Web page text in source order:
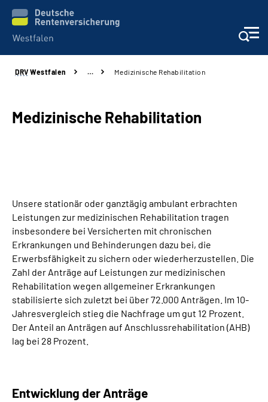
Kontakt und Beratung
Broschüren und mehr
Karriere
Über uns
Online-Services
Inhalte in Gebärdensprache (DGS)
Leichte Sprache
DRV Westfalen … Medizinische Rehabilitation
Medizinische Rehabilitation
Unsere stationär oder ganztägig ambulant erbrachten
Leistungen zur medizinischen Rehabilitation tragen
insbesondere bei Versicherten mit chronischen
Erkrankungen und Behinderungen dazu bei, die
Erwerbsfähigkeit zu sichern oder wiederherzustellen. Die
Zahl der Anträge auf Leistungen zur medizinischen
Rehabilitation wegen allgemeiner Erkrankungen
stabilisierte sich zuletzt bei über 72.000 Anträgen. Im 10-
Jahresvergleich stieg die Nachfrage um gut 12 Prozent.
Der Anteil an Anträgen auf Anschlussrehabilitation (AHB)
lag bei 28 Prozent.
Entwicklung der Anträge